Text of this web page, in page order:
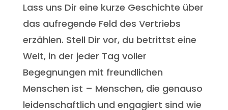
Lass uns Dir eine kurze Geschichte über
das aufregende Feld des Vertriebs
erzählen. Stell Dir vor, du betrittst eine
Welt, in der jeder Tag voller
Begegnungen mit freundlichen
Menschen ist – Menschen, die genauso
leidenschaftlich und engagiert sind wie